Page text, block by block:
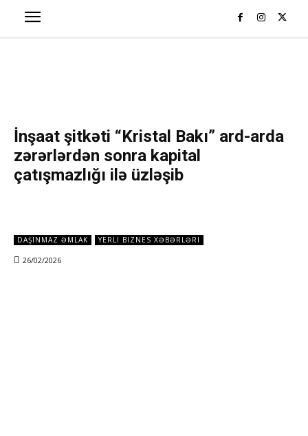
İnşaat şitkəti “Kristal Bakı” ard-arda
zərərlərdən sonra kapital
çatışmazlığı ilə üzləşib
DAŞINMAZ ƏMLAK YERLI BIZNES XƏBƏRLƏRI
26/02/2026